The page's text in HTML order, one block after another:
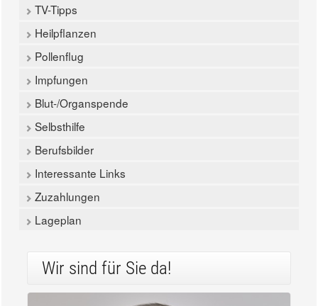
TV-Tipps
Heilpflanzen
Pollenflug
Impfungen
Blut-/Organspende
Selbsthilfe
Berufsbilder
Interessante Links
Zuzahlungen
Lageplan
Wir sind für Sie da!